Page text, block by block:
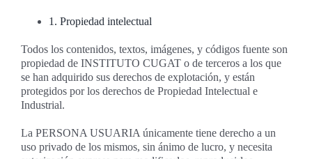
1. Propiedad intelectual
Todos los contenidos, textos, imágenes, y códigos fuente son
propiedad de INSTITUTO CUGAT o de terceros a los que
se han adquirido sus derechos de explotación, y están
protegidos por los derechos de Propiedad Intelectual e
Industrial.
La PERSONA USUARIA únicamente tiene derecho a un
uso privado de los mismos, sin ánimo de lucro, y necesita